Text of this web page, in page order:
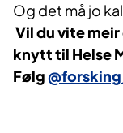
Og det må jo
​Vil du vite
knytt til Helse
Følg